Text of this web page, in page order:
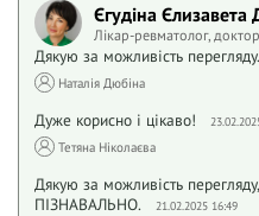
Єгудіна Єлизавета
Лікар-ревматолог,
Дякую за можливість перегляду.
Наталія Дюбіна
Дуже корисно і цікаво!
Тетяна Ніколаєва
Дякую за можливість
ПІЗНАВАЛЬНО.
21.02.2025 16:49